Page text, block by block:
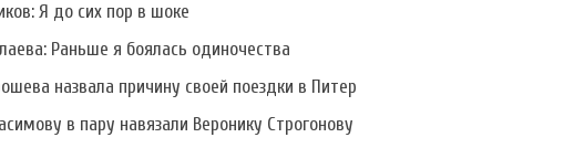
Я до сих пор в шоке
Раньше я боялась одиночества
назвала причину своей поездки в Питер
в пару навязали Веронику Строгонову